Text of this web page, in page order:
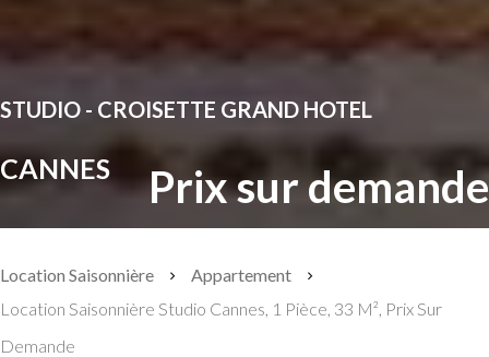
STUDIO - CROISETTE GRAND HOTEL
CANNES Prix sur demande
Location Saisonnière
Appartement
Location Saisonnière Studio Cannes, 1 Pièce, 33 M², Prix Sur
Demande